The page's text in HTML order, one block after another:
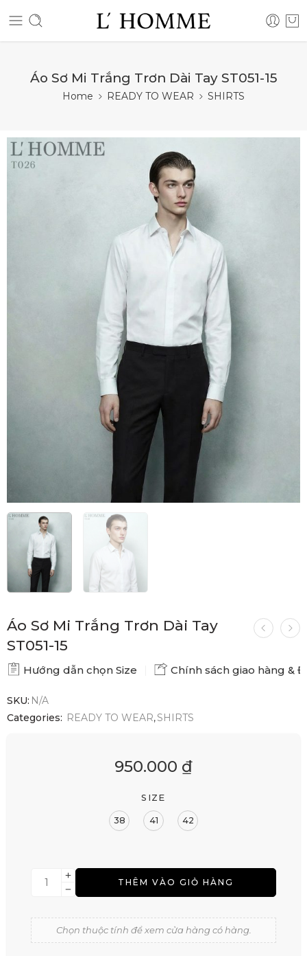
Áo Sơ Mi Trắng Trơn Dài Tay ST051-15
Home READY TO WEAR SHIRTS
Áo Sơ Mi Trắng Trơn Dài Tay
ST051-15
Hướng dẫn chọn Size Chính sách giao hàng &
SKU: N/A
Categories: READY TO WEAR,SHIRTS
950.000 ₫
SIZE
38 41 42
THÊM VÀO GIỎ HÀNG
Chọn thuộc tính để xem cửa hàng có hàng.